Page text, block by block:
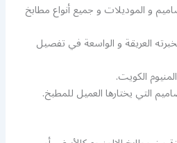
و الموديلات و جميع أنواع مطابخ
العريقة و الواسعة في تفصيل
الكويت.
التي يختارها العميل للمطبخ.